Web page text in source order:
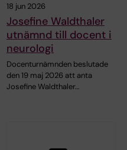
18 jun 2026
Josefine Waldthaler
utnämnd till docent i
neurologi
Docenturnämnden beslutade
den 19 maj 2026 att anta
Josefine Waldthaler…